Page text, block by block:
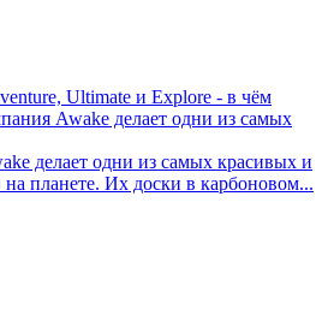
Ultimate и Explore - в чём
Awake делает одни из самых
делает одни из самых красивых и
планете. Их доски в карбоновом...